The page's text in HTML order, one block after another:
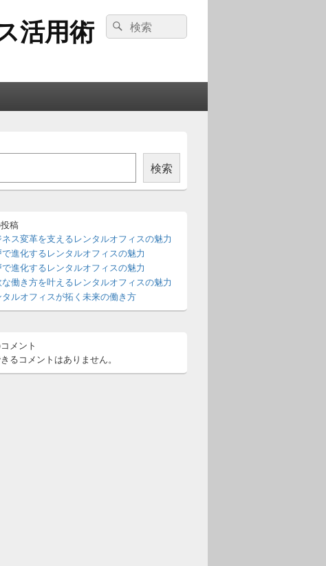
活用術
検
索:
検
索
検索
稿
ネス変革を支えるレンタルオフィスの魅力
進化するレンタルオフィスの魅力
進化するレンタルオフィスの魅力
働き方を叶えるレンタルオフィスの魅力
タルオフィスが拓く未来の働き方
メント
るコメントはありません。